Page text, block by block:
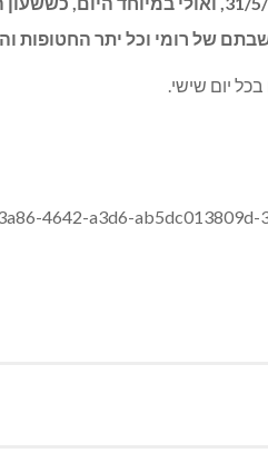
של רומי וכל יתר החטופות
יום שישי.